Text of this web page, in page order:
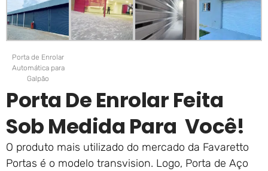
Porta de Enrolar
Automática para
Galpão
Porta De Enrolar Feita
Sob Medida Para Você!
O produto mais utilizado do mercado da Favaretto
Portas é o modelo transvision. Logo, Porta de Aço